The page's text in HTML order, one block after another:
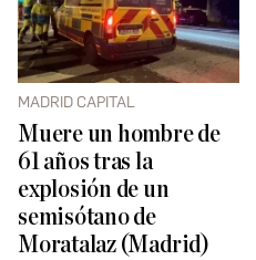
MADRID CAPITAL
Muere un hombre de
61 años tras la
explosión de un
semisótano de
Moratalaz (Madrid)